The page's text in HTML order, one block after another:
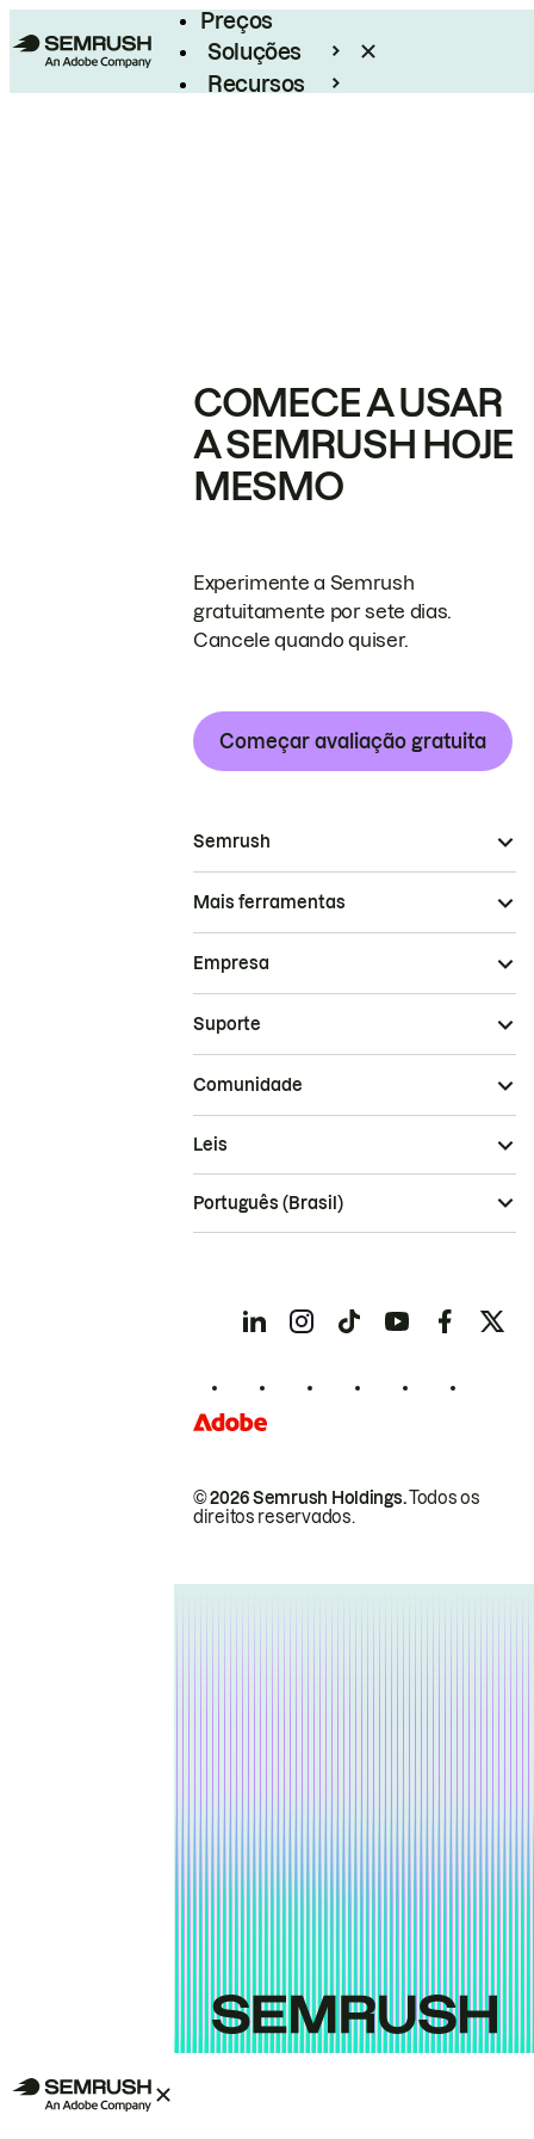
Preços
Soluções
Recursos
COMECE A USAR
A SEMRUSH HOJE
MESMO
Experimente a Semrush
gratuitamente por sete dias.
Cancele quando quiser.
Começar avaliação gratuita
Semrush
Mais ferramentas
Empresa
Suporte
Comunidade
© 2026 Semrush Holdings.Todos os
direitos reservados.
Leis
Português (Brasil)